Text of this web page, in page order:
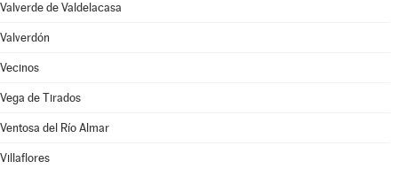
Valverde de Valdelacasa
Valverdón
Vecinos
Vega de Tirados
Ventosa del Río Almar
Villaflores